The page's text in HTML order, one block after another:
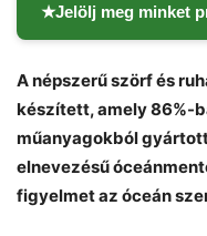
★Jelölj meg minket
A népszerű szörf és
készített, amely 86%-
műanyagokból gyártott
elnevezésű
figyelmet az óceán